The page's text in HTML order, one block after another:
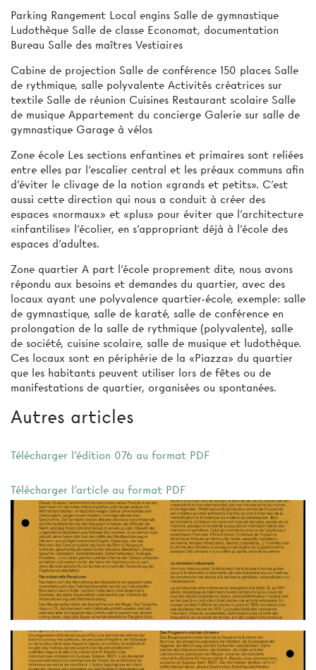
Parking Rangement Local engins Salle de gymnastique
Ludothèque Salle de classe Economat, documentation
Bureau Salle des maîtres Vestiaires
Cabine de projection Salle de conférence 150 places Salle
de rythmique, salle polyvalente Activités créatrices sur
textile Salle de réunion Cuisines Restaurant scolaire Salle
de musique Appartement du concierge Galerie sur salle de
gymnastique Garage à vélos
Zone école Les sections enfantines et primaires sont reliées
entre elles par l'escalier central et les préaux communs afin
d'éviter le clivage de la notion «grands et petits». C'est
aussi cette direction qui nous a conduit à créer des
espaces «normaux» et «plus» pour éviter que l'architecture
«infantilise» l'écolier, en s'appropriant déjà à l'école des
espaces d'adultes.
Zone quartier A part l'école proprement dite, nous avons
répondu aux besoins et demandes du quartier, avec des
locaux ayant une polyvalence quartier-école, exemple: salle
de gymnastique, salle de karaté, salle de conférence en
prolongation de la salle de rythmique (polyvalente), salle
de société, cuisine scolaire, salle de musique et ludothèque.
Ces locaux sont en périphérie de la «Piazza» du quartier
que les habitants peuvent utiliser lors de fêtes ou de
manifestations de quartier, organisées ou spontanées.
Autres articles
Télécharger l'édition 076 au format PDF
Télécharger l'article au format PDF